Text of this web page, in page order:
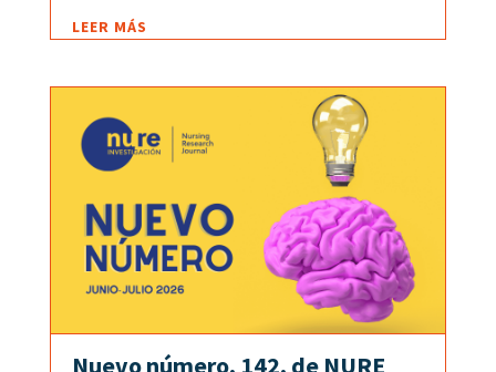
LEER MÁS
Nuevo número, 142, de NURE